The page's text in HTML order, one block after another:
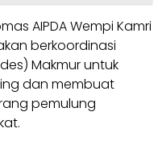
AIPDA Wempi Kamri
berkoordinasi
Makmur untuk
dan membuat
pemulung